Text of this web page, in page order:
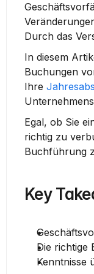
Durch das
In diesem
Buchungen
Ihre
Egal, ob Sie
richtig zu
Buchführung
Key
Die richtige
Kenntnisse